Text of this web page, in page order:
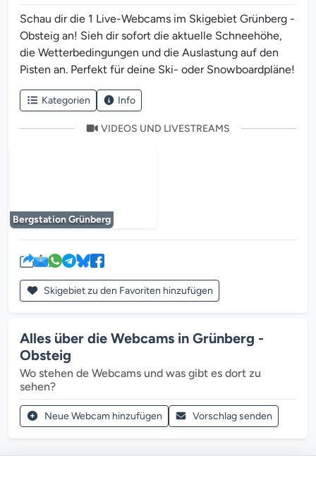
Schau dir die 1 Live-Webcams im Skigebiet Grünberg -
Obsteig an! Sieh dir sofort die aktuelle Schneehöhe,
die Wetterbedingungen und die Auslastung auf den
Pisten an. Perfekt für deine Ski- oder Snowboardpläne!
Kategorien Info
VIDEOS UND LIVESTREAMS
Bergstation Grünberg
Skigebiet zu den Favoriten hinzufügen
Alles über die Webcams in Grünberg -
Obsteig
Wo stehen de Webcams und was gibt es dort zu
sehen?
Neue Webcam hinzufügen Vorschlag senden